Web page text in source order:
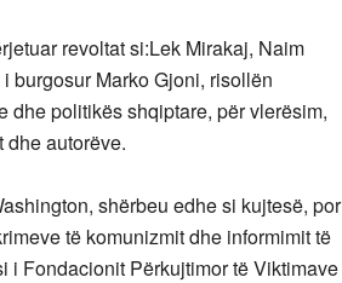
revoltat si:Lek Mirakaj, Naim
burgosur Marko Gjoni, risollën
dhe politikës shqiptare, për vlerësim,
dhe autorëve.
shërbeu edhe si kujtesë, por
të komunizmit dhe informimit të
i Fondacionit Përkujtimor të Viktimave